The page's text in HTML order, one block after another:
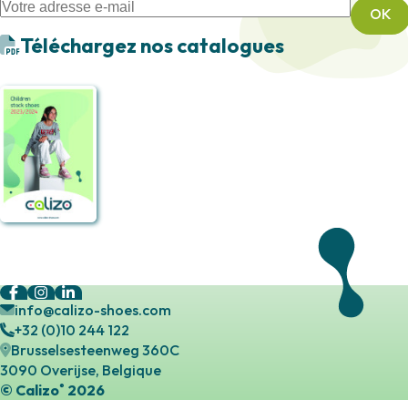
Téléchargez nos catalogues
© Calizo® 2026
info@calizo-shoes.com
+32 (0)10 244 122
Brusselsesteenweg 360C
3090 Overijse, Belgique